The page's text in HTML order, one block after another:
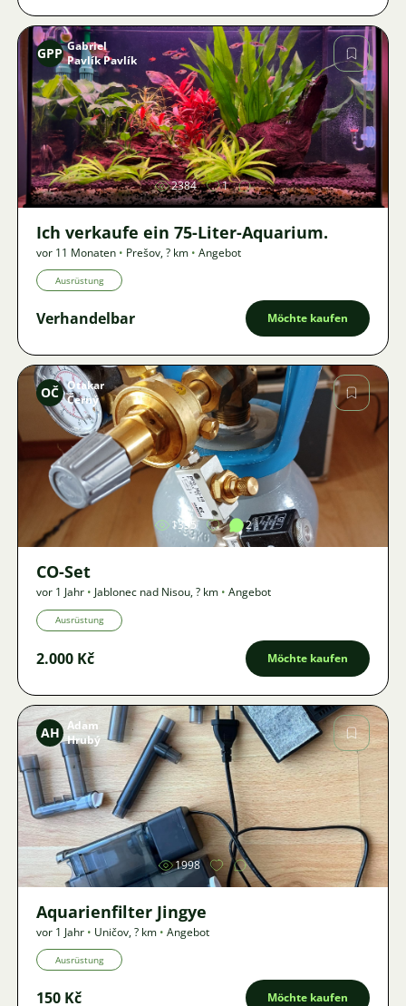
Bild
GPP Gabriel
Pavlík Pavlík
2384 1
Ich verkaufe ein 75-Liter-Aquarium.
vor 11 Monaten • Prešov,? km • Angebot
Ausrüstung
Verhandelbar Möchte kaufen
Bild
OČ Otakar
Černý
1355 2
CO-Set
vor 1 Jahr • Jablonec nad Nisou,? km • Angebot
Ausrüstung
2.000 Kč Möchte kaufen
Bild
AH Adam
Hrubý
1998
Aquarienfilter Jingye
vor 1 Jahr • Uničov,? km • Angebot
Ausrüstung
150 Kč Möchte kaufen